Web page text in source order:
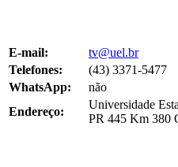
E-mail:
tv@uel.br
Telefones:
(43) 3371-5477
WhatsApp:
não
Endereço:
Universidade
PR 445 Km 380